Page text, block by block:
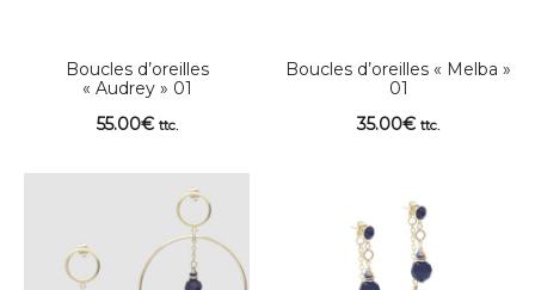
Boucles d’oreilles
« Audrey » 01
55.00€ ttc.
Boucles d’oreilles « Melba »
01
35.00€ ttc.